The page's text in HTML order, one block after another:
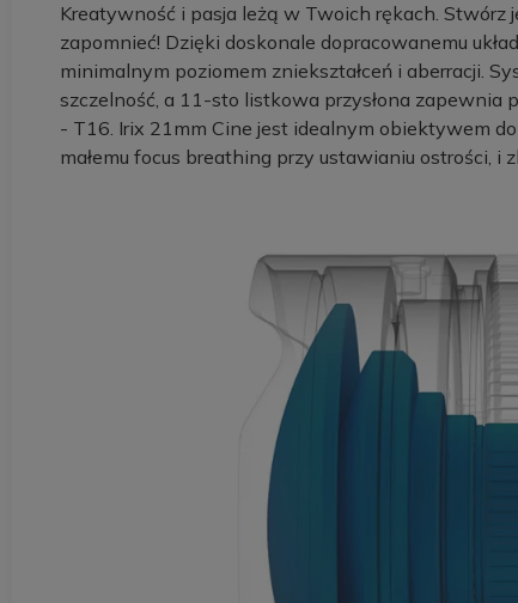
Kreatywność i pasja leżą w Twoich rękach.
zapomnieć! Dzięki doskonale dopracowanemu
minimalnym poziomem zniekształceń i aberracji.
szczelność, a 11-sto listkowa przysłona zapewnia
- T16. Irix 21mm Cine jest idealnym obiektywem
małemu focus breathing przy ustawianiu ostrości, i